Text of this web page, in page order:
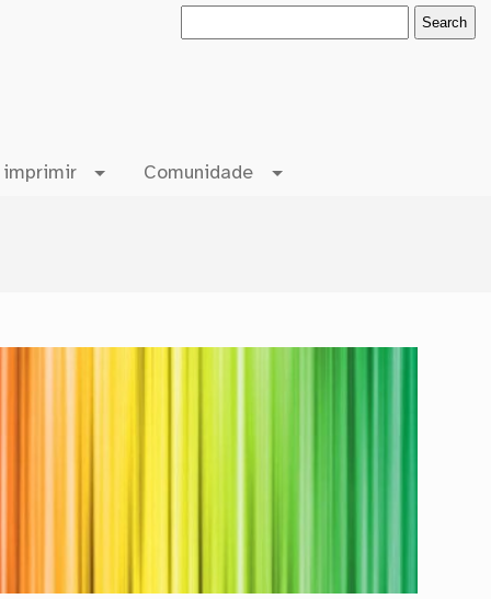
imprimir Comunidade